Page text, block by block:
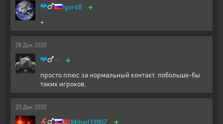
Igor68 +
+
28 Дек 2020
+
просто плюс за нормальный контакт. побольше-бы
таких игроков.
23 Дек 2020
🇧🇾Mihail1980Z +